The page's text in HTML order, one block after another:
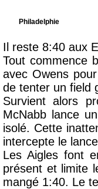
Philadelphie
Il reste 8:40 aux
Tout commence
avec Owens
de tenter un field
Survient alors
McNabb lance
isolé. Cette
intercepte le
Les Aigles font
présent et limite
mangé 1:40. Le